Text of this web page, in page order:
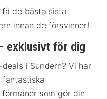
de bästa sista
innan de försvinner!
exklusivt för dig
i Sundern? Vi har
som gör din